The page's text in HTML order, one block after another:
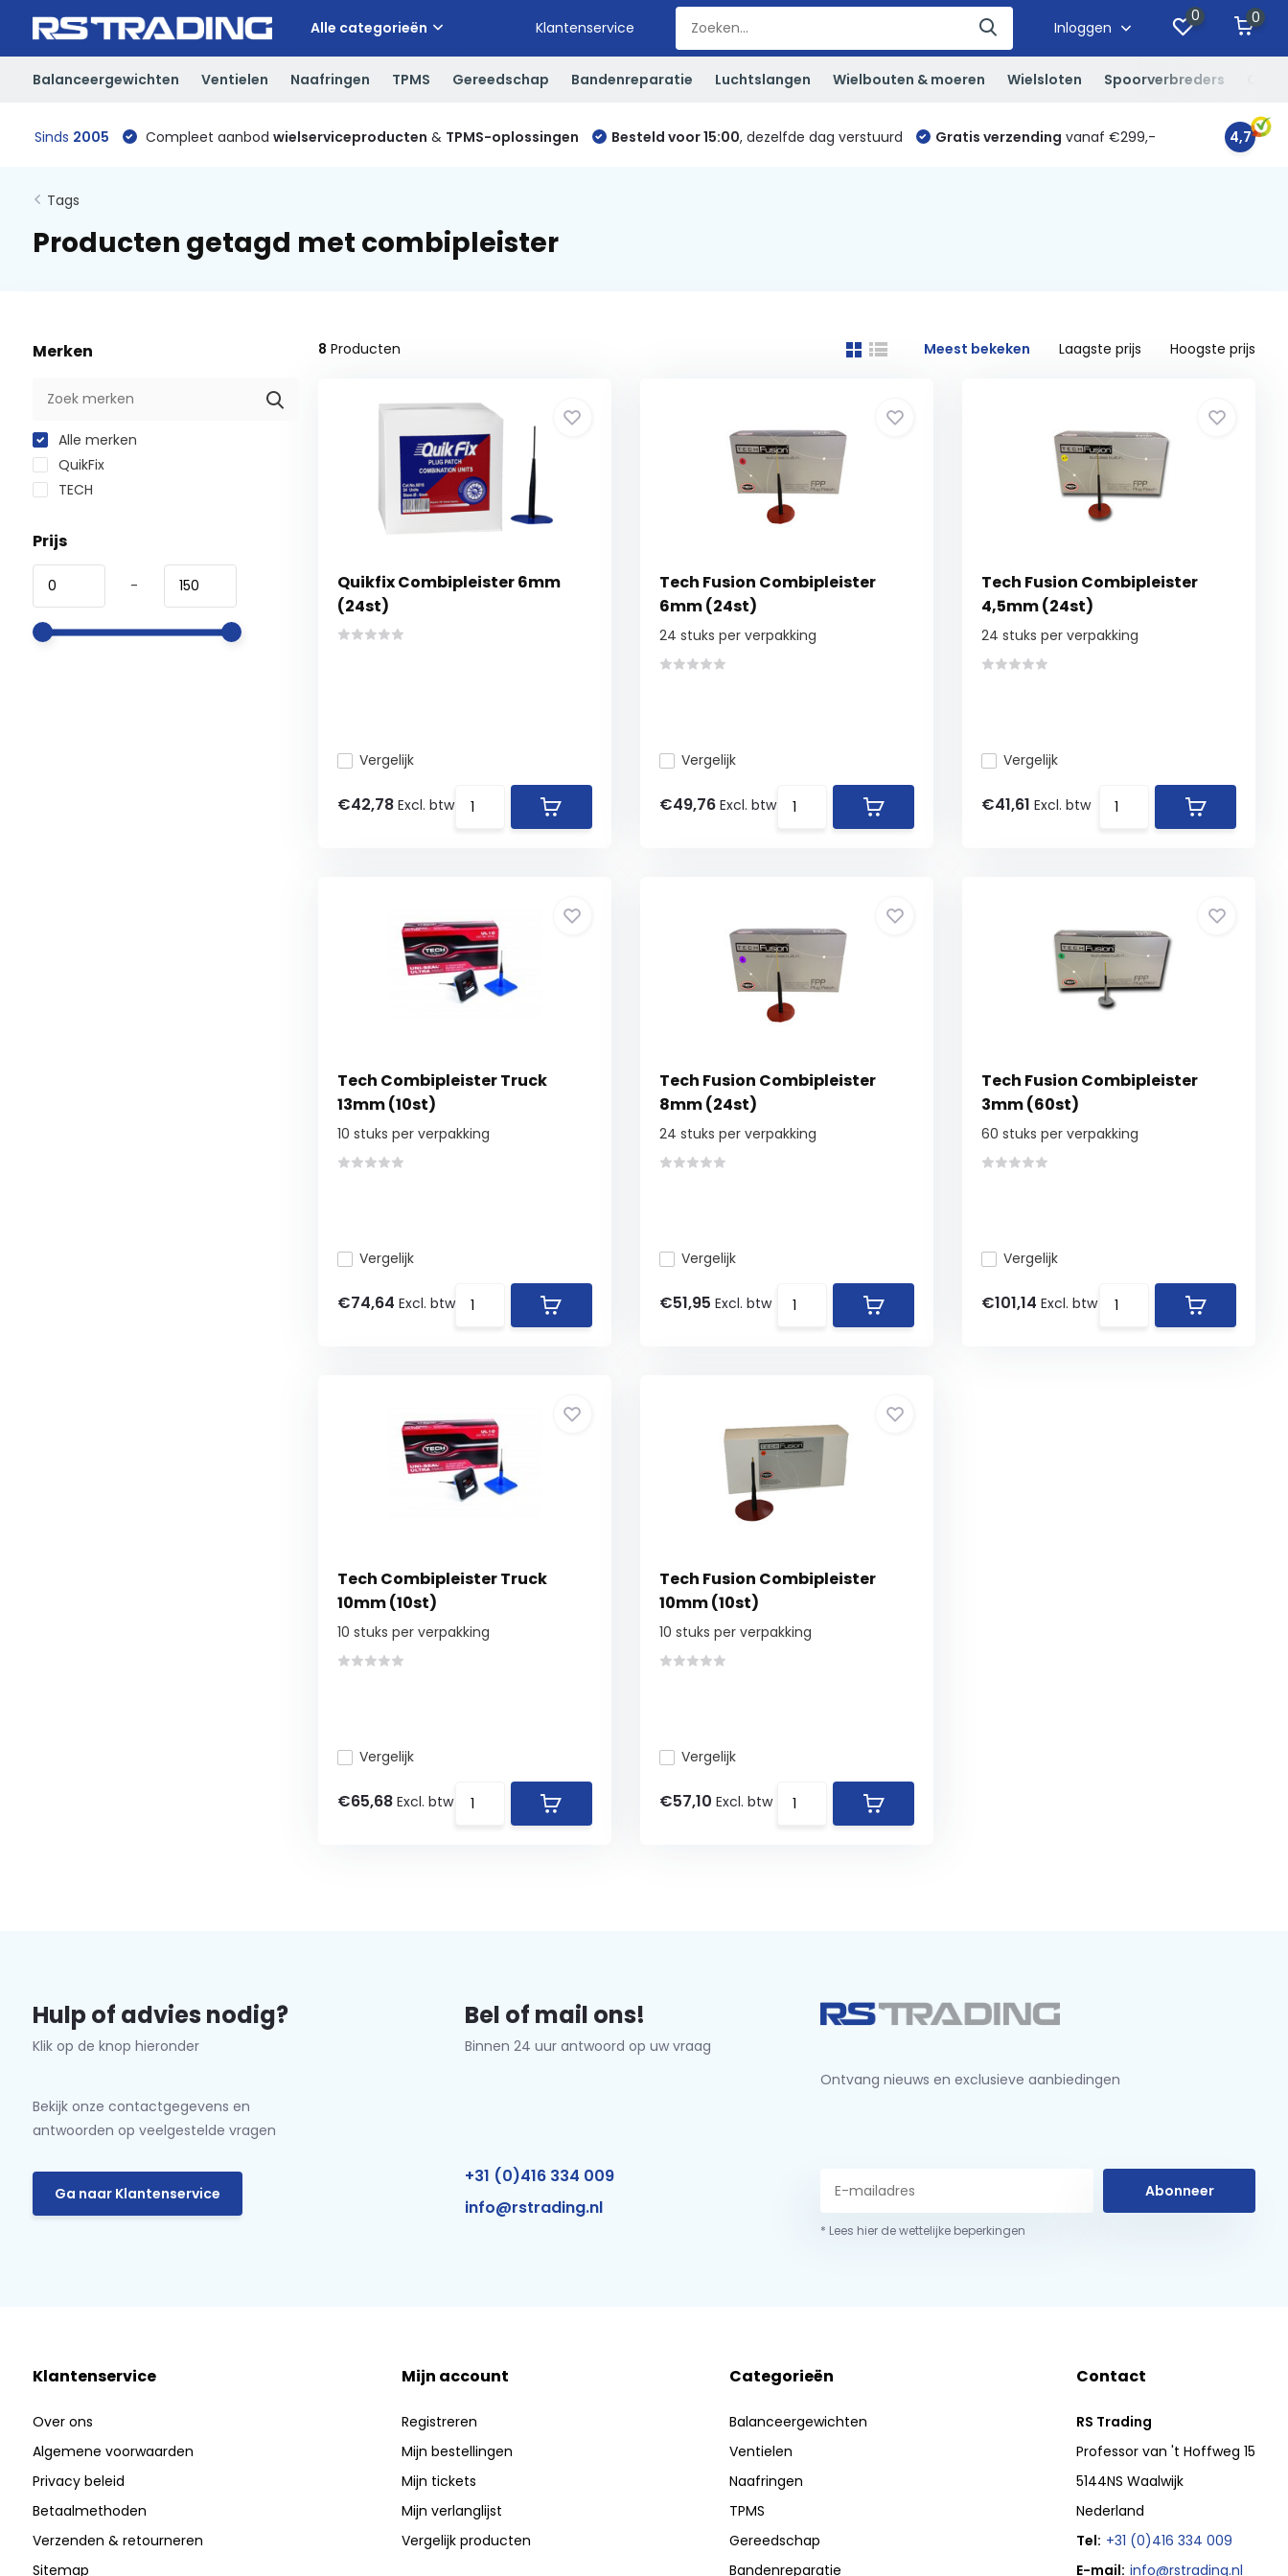
Alle categorieën Klantenservice Inloggen
0 0
Balanceergewichten Ventielen Naafringen TPMS Gereedschap Bandenreparatie Luchtslangen Wielbouten & moeren Wielsloten Spoorverbreders
Sinds 2005 Compleet aanbod wielserviceproducten & TPMS-oplossingen Besteld voor 15:00, dezelfde dag verstuurd Gratis verzending vanaf €299,- 4,7
Tags
Producten getagd met combipleister
Merken
Alle merken
QuikFix
TECH
Prijs
-
8 Producten Meest bekeken Laagste prijs Hoogste prijs
Quikfix Combipleister 6mm
(24st)
Vergelijk
€42,78 Excl. btw
Tech Fusion Combipleister
6mm (24st)
24 stuks per verpakking
Vergelijk
€49,76 Excl. btw
Tech Fusion Combipleister
4,5mm (24st)
24 stuks per verpakking
Vergelijk
€41,61Excl. btw
Tech Combipleister Truck
13mm (10st)
10 stuks per verpakking
Vergelijk
€74,64 Excl. btw
Tech Fusion Combipleister
8mm (24st)
24 stuks per verpakking
Vergelijk
€51,95 Excl. btw
Tech Fusion Combipleister
3mm (60st)
60 stuks per verpakking
Vergelijk
€101,14Excl. btw
Tech Combipleister Truck
10mm (10st)
10 stuks per verpakking
Vergelijk
€65,68 Excl. btw
Tech Fusion Combipleister
10mm (10st)
10 stuks per verpakking
Vergelijk
€57,10 Excl. btw
Hulp of advies nodig?
Klik op de knop hieronder
Bekijk onze contactgegevens en
antwoorden op veelgestelde vragen
Ga naar Klantenservice
Bel of mail ons!
Binnen 24 uur antwoord op uw vraag
+31 (0)416 334 009
info@rstrading.nl
Ontvang nieuws en exclusieve aanbiedingen
Abonneer
* Lees hier de wettelijke beperkingen
Klantenservice
Over ons
Algemene voorwaarden
Privacy beleid
Betaalmethoden
Verzenden & retourneren
Sitemap
Mijn account
Registreren
Mijn bestellingen
Mijn tickets
Mijn verlanglijst
Vergelijk producten
Categorieën
Balanceergewichten
Ventielen
Naafringen
TPMS
Gereedschap
Bandenreparatie
Contact
RS Trading
Professor van 't Hoffweg 15
5144NS Waalwijk
Nederland
Tel: +31 (0)416 334 009
E-mail: info@rstrading.nl